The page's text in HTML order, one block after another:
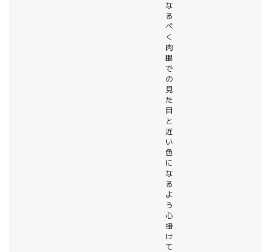
な
る
べ
く
肉
眼
で
の
見
た
目
と
近
い
色
に
な
る
よ
う
心
掛
け
て